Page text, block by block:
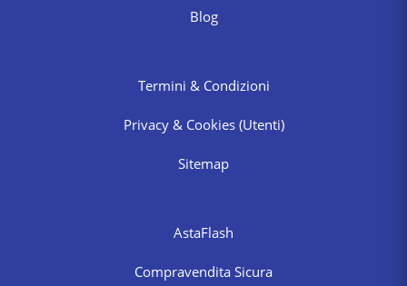
Blog
Termini & Condizioni
Privacy & Cookies (Utenti)
Sitemap
AstaFlash
Compravendita Sicura